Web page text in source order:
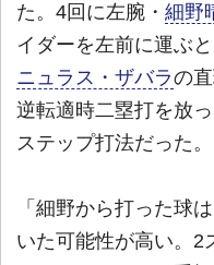
た。4回に左腕・ 細野
イダーを左前に運ぶ
ニュラス・ザバラの
逆転適時二塁打を放
ステップ打法だった。
「細野から打った球
いた可能性が高い。2